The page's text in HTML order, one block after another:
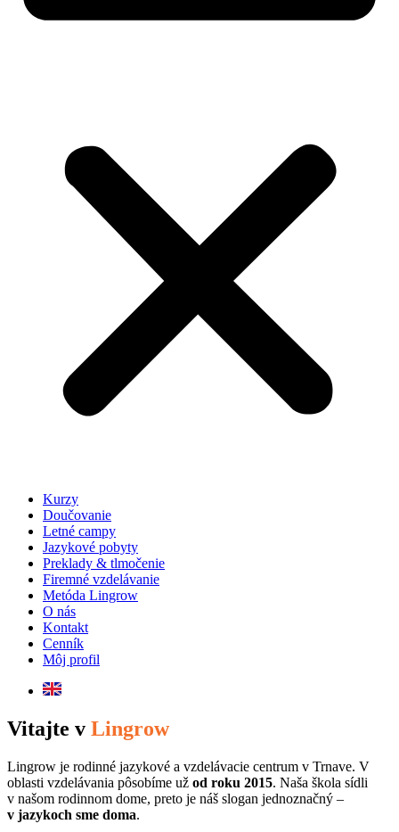
Kurzy
Doučovanie
Letné campy
Jazykové pobyty
Preklady & tlmočenie
Firemné vzdelávanie
Metóda Lingrow
O nás
Kontakt
Cenník
Môj profil
Vitajte v Lingrow
Lingrow je rodinné jazykové a vzdelávacie centrum v Trnave. V
oblasti vzdelávania pôsobíme už od roku 2015. Naša škola sídli
v našom rodinnom dome, preto je náš slogan jednoznačný –
v jazykoch sme doma.